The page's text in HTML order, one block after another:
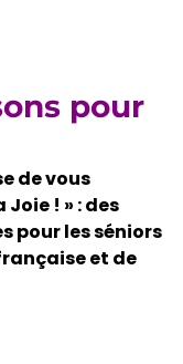
pour
de vous
Joie ! » : des
pour les séniors
et de